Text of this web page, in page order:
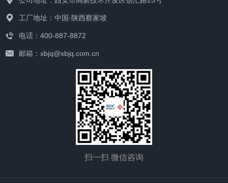
工厂地址：中国·陕西蔡家坡
电话：400-887-8872
邮箱：xbjq@xbjq.com.cn
扫一扫 微信咨询